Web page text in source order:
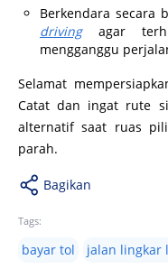
Berkendara secara
drivingagar
mengganggu
Selamat
Catat dan ingat rute
alternatif saat ruas
parah.
Bagikan
Tags:
bayar tol jalan lingkar